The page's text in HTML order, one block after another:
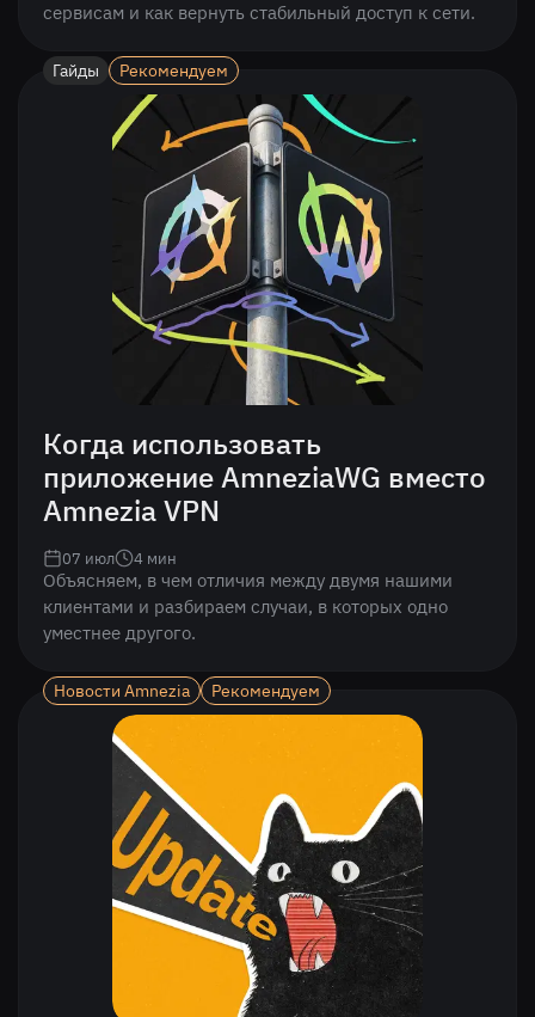
сервисам и как вернуть стабильный доступ к сети.
Гайды Рекомендуем
Когда использовать
приложение AmneziaWG вместо
Amnezia VPN
Объясняем, в чем отличия между двумя нашими
клиентами и разбираем случаи, в которых одно
уместнее другого.
07 июл 4 мин
Новости Amnezia Рекомендуем